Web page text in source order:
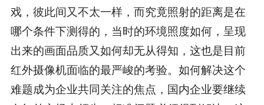
戏，彼此间又不太一样，而究竟照射的距离是在
哪个条件下测得的，当时的环境照度如何，呈现
出来的画面品质又如何却无从得知，这也是目前
红外摄像机面临的最严峻的考验。如何解决这个
难题成为企业共同关注的焦点，国内企业要继续